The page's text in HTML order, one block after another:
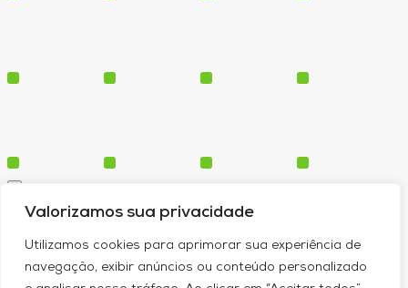
Valorizamos sua privacidade
Utilizamos cookies para aprimorar sua experiência de
navegação, exibir anúncios ou conteúdo personalizado
Cursos
Blog